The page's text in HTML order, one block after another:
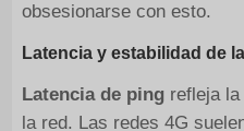
obsesionarse con esto.
Latencia y estabilidad de
Latencia de pingrefleja la
la red. Las redes 4G